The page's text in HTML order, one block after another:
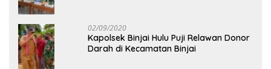
02/09/2020
Kapolsek Binjai Hulu Puji Relawan Donor
Darah di Kecamatan Binjai